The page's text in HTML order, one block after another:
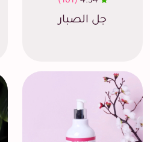
جل الصبار